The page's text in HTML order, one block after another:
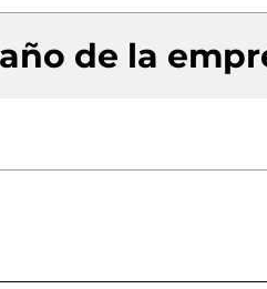
de la